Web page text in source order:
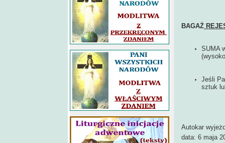
BAGAŻ
SUMA
Jeśli
sztuk
Autokar
data: 6 maja